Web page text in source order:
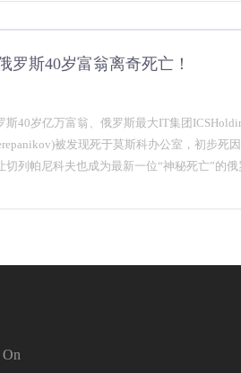
罗斯40岁富翁离奇死亡！
斯40岁亿万富翁、俄罗斯最大IT集团
被发现死于莫斯科办公室，初步死
切列帕尼科夫也成为最新一位“神秘死亡”的俄